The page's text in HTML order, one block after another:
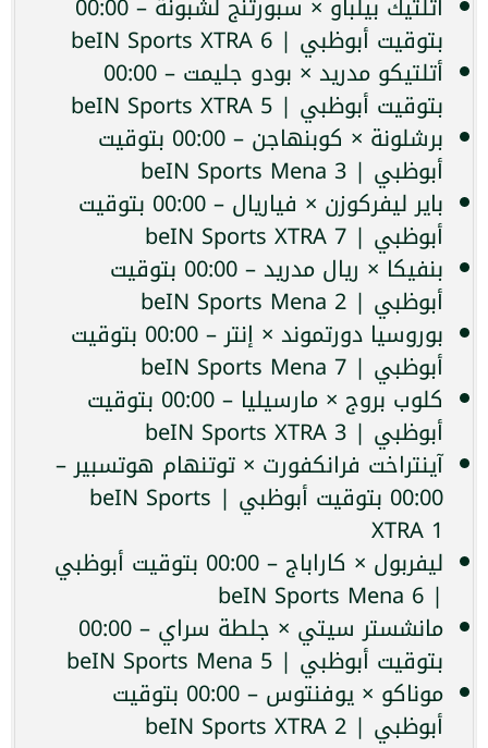
بتوقيت أبوظبي | beIN Sports XTRA 6
أتلتيكو مدريد × بودو جليمت – 00:00
بتوقيت أبوظبي | beIN Sports XTRA 5
برشلونة × كوبنهاجن – 00:00 بتوقيت
أبوظبي | beIN Sports Mena 3
باير ليفركوزن × فياريال – 00:00 بتوقيت
أبوظبي | beIN Sports XTRA 7
بنفيكا × ريال مدريد – 00:00 بتوقيت
أبوظبي | beIN Sports Mena 2
بوروسيا دورتموند × إنتر – 00:00 بتوقيت
أبوظبي | beIN Sports Mena 7
كلوب بروج × مارسيليا – 00:00 بتوقيت
أبوظبي | beIN Sports XTRA 3
آينتراخت فرانكفورت × توتنهام هوتسبير –
00:00 بتوقيت أبوظبي | beIN Sports
XTRA 1
ليفربول × كاراباج – 00:00 بتوقيت أبوظبي
| beIN Sports Mena 6
مانشستر سيتي × جلطة سراي – 00:00
بتوقيت أبوظبي | beIN Sports Mena 5
موناكو × يوفنتوس – 00:00 بتوقيت
أبوظبي | beIN Sports XTRA 2